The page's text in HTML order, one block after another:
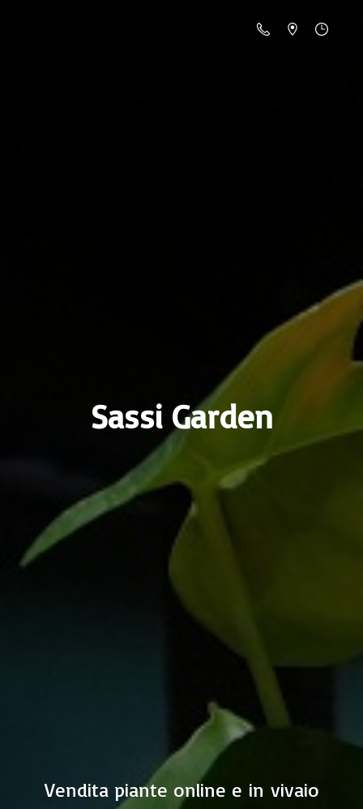
Sassi Garden
Vendita piante online e in vivaio